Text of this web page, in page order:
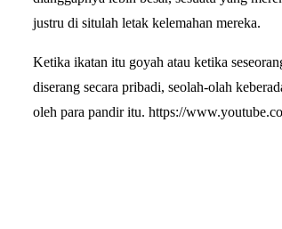
justru di situlah letak kelemahan mereka.
Ketika ikatan itu goyah atau ketika
diserang secara pribadi, seolah-olah
oleh para pandir itu. https://